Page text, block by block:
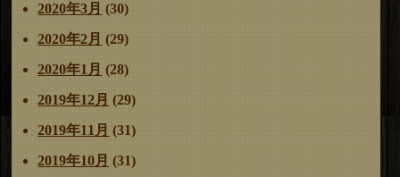
2020年3月 (30)
2020年2月 (29)
2020年1月 (28)
2019年12月 (29)
2019年11月 (31)
2019年10月 (31)